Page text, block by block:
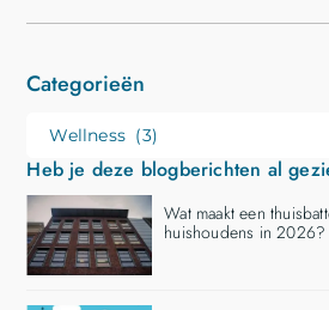
Categorieën
Heb je deze blogberichten al
Wat maakt een
huishoudens in 2026?